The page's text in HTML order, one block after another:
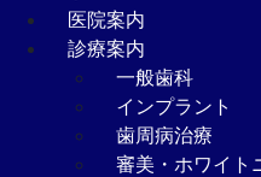
医院案内
診療案内
一般歯科
インプラント
歯周病治療
審美・ホワイト